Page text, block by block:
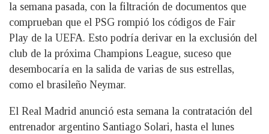
la semana pasada, con la filtración de documentos que
comprueban que el PSG rompió los códigos de Fair
Play de la UEFA. Esto podría derivar en la exclusión del
club de la próxima Champions League, suceso que
desembocaría en la salida de varias de sus estrellas,
como el brasileño Neymar.
El Real Madrid anunció esta semana la contratación del
entrenador argentino Santiago Solari, hasta el lunes